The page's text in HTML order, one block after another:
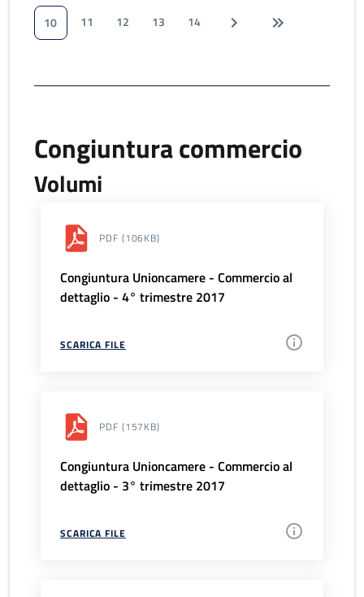
10
11 12 13 14
Congiuntura commercio
Volumi
PDF (106KB)
Congiuntura Unioncamere - Commercio al
dettaglio - 4° trimestre 2017
SCARICA FILE
PDF (157KB)
Congiuntura Unioncamere - Commercio al
dettaglio - 3° trimestre 2017
SCARICA FILE